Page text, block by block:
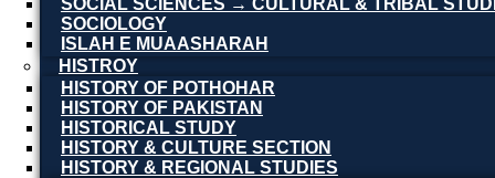
SOCIAL SCIENCES → CULTURAL & TRIBAL
SOCIOLOGY
ISLAH E MUAASHARAH
HISTROY
HISTORY OF POTHOHAR
HISTORY OF PAKISTAN
HISTORICAL STUDY
HISTORY & CULTURE SECTION
HISTORY & REGIONAL STUDIES